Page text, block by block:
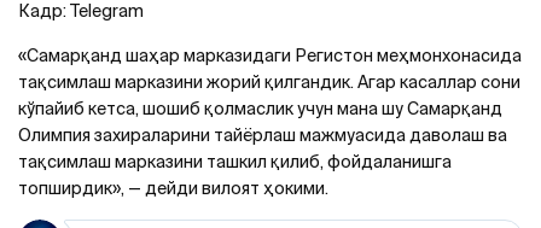
Кадр: Telegram
«Самарқанд шаҳар марказидаги Регистон меҳмонхонасида
тақсимлаш марказини жорий қилгандик. Агар касаллар сони
кўпайиб кетса, шошиб қолмаслик учун мана шу Самарқанд
Олимпия захираларини тайёрлаш мажмуасида даволаш ва
тақсимлаш марказини ташкил қилиб, фойдаланишга
топширдик», — дейди вилоят ҳокими.